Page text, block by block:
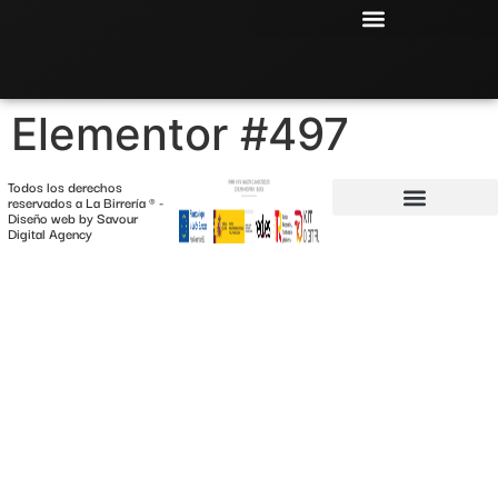
Elementor #497
Todos los derechos
reservados a La Birrería ® -
Diseño web bySavour
Digital Agency